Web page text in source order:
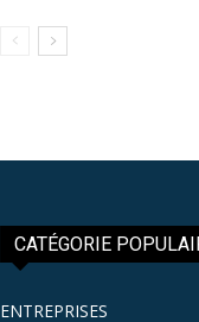
CATÉGORIE
ENTREPRISES